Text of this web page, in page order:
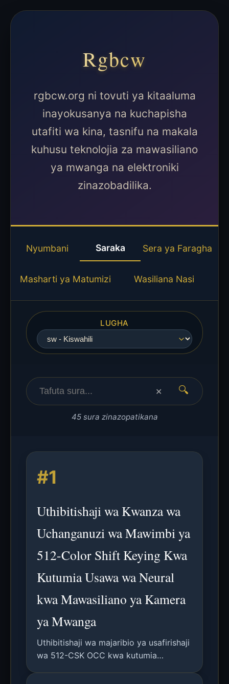
Rgbcw
rgbcw.org ni tovuti ya kitaaluma
inayokusanya na kuchapisha
utafiti wa kina, tasnifu na makala
kuhusu teknolojia za mawasiliano
ya mwanga na elektroniki
zinazobadilika.
Nyumbani Saraka Sera ya Faragha
Masharti ya Matumizi Wasiliana Nasi
LUGHA
🔍
✕
45 sura zinazopatikana
#1
Uthibitishaji wa Kwanza wa
Uchanganuzi wa Mawimbi ya
512-Color Shift Keying Kwa
Kutumia Usawa wa Neural
kwa Mawasiliano ya Kamera
ya Mwanga
Uthibitishaji wa majaribio ya usafirishaji
wa 512-CSK OCC kwa kutumia